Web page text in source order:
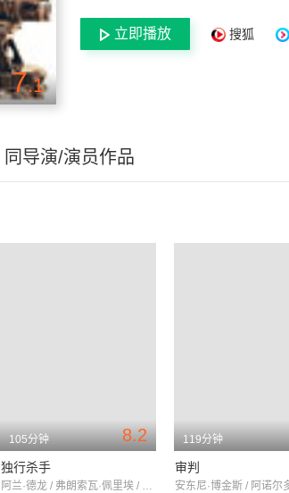
7.1
立即播放 搜狐
同导演/演员作品
8.2
105分钟
独行杀手
阿兰·德龙 / 弗朗索瓦·佩里埃 / 娜塔莉·德龙
119分钟
审判